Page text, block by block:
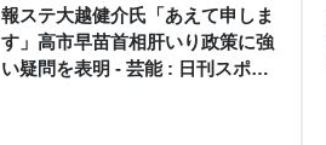
報ステ大越健介氏「あえて申しま
す」高市早苗首相肝いり政策に強
い疑問を表明 - 芸能 : 日刊スポー